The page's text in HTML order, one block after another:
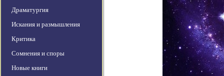
Драматургия
Искания и размышления
Критика
Сомнения и споры
Новые книги